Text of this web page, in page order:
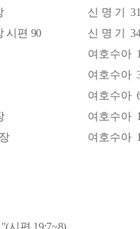
신 명 기
시편 90
신 명 기
여호수아
여호수아
여호수아
여호수아
여호수아
시편 19:7~8)